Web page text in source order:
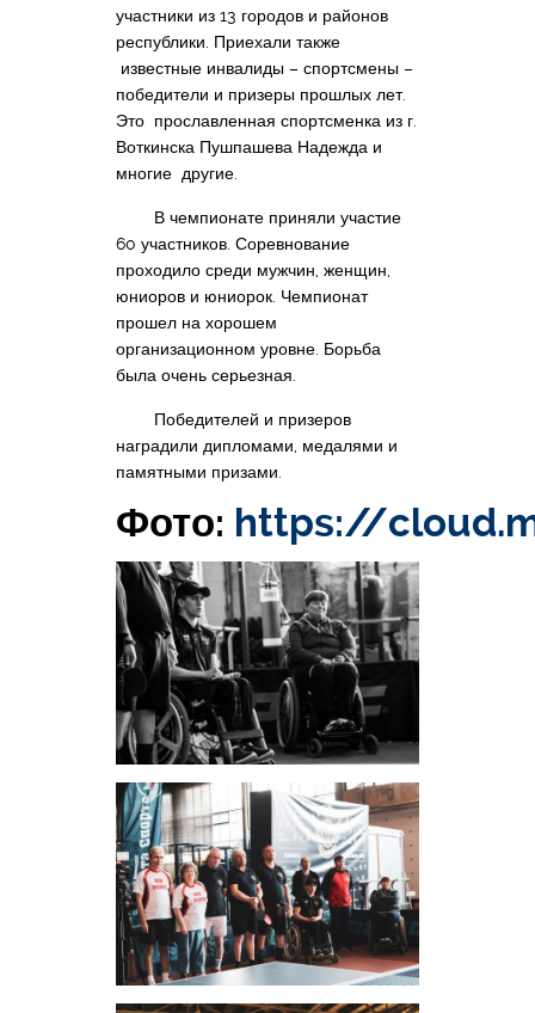
участники из 13 городов и районов
республики. Приехали также
известные инвалиды – спортсмены –
победители и призеры прошлых лет.
Это прославленная спортсменка из г.
Воткинска Пушпашева Надежда и
многие другие.
В чемпионате приняли участие
60 участников. Соревнование
проходило среди мужчин, женщин,
юниоров и юниорок. Чемпионат
прошел на хорошем
организационном уровне. Борьба
была очень серьезная.
Победителей и призеров
наградили дипломами, медалями и
памятными призами.
Фото: https://